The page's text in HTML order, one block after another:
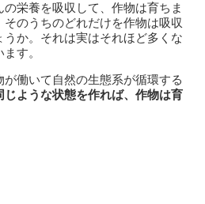
栄養を吸収して、作物は育ちま
のうちのどれだけを作物は吸収
か。それは実はそれほど多くな
す。
働いて自然の生態系が循環する
じような状態を作れば、作物は育